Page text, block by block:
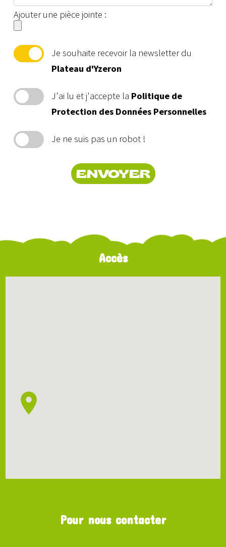
Ajouter une pièce jointe :
Je souhaite recevoir la newsletter du
Plateau d'Yzeron
J'ai lu et j'accepte la Politique de
Protection des Données Personnelles
Je ne suis pas un robot !
ENVOYER
Accès
Pour nous contacter